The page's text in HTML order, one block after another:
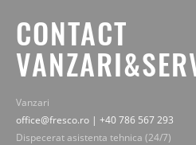
CONTACT
Vanzari
office@fresco.ro | +40 786 567 293
Dispecerat asistenta tehnica (24/7)